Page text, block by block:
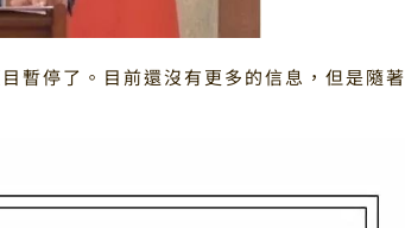
暫停了。目前還沒有更多的信息，但是隨著